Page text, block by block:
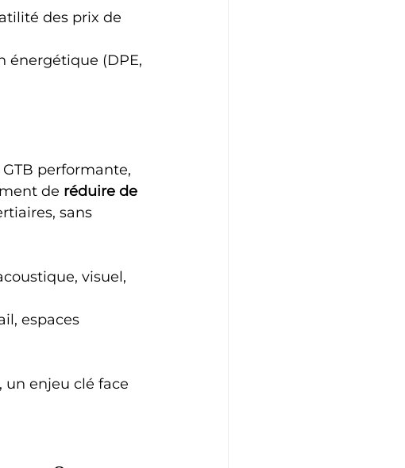
des prix de
énergétique (DPE,
performante,
de réduire de
sans
visuel,
espaces
un enjeu clé face